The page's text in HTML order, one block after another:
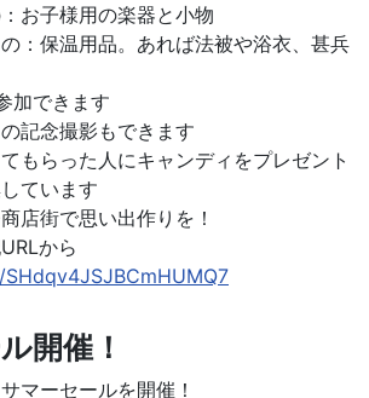
お子様用の楽器と小物
：保温用品。あれば法被や浴衣、甚兵
加できます
記念撮影もできます
もらった人にキャンディをプレゼント
ています
店街で思い出作りを！
から
開催！
マーセールを開催！